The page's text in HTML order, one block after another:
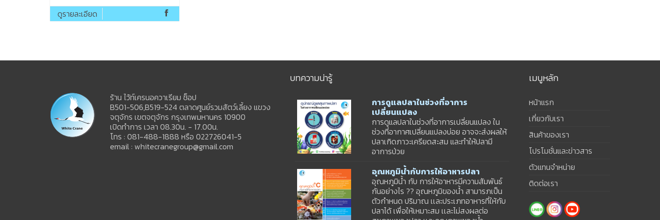
ดูรายละเอียด
ร้าน ไว้ท์เครนอควาเรียม ช็อป
B501-506,B519-524 ตลาดศูนย์รวมสัตว์เลี้ยง แขวง
จตุจักร เขตจตุจักร กรุงเทพมหานคร 10900
เปิดทำการ เวลา 08.30น. - 17.00น.
โทร : 081-488-1888 หรือ 022726041-5
email : whitecranegroup@gmail.com
บทความน่ารู้
การดูแลปลาในช่วงที่อาการ
เปลี่ยนแปลง
การดูแลปลาในช่วงที่อาการเปลี่ยนแปลง ใน
ช่วงที่อากาศเปลี่ยนแปลงบ่อย อาจจะส่งผลให้
ปลาเกิดภาวะเครียดสะสม และทำให้ปลามี
อาการป่วย
อุณหภูมิน้ำกับการให้อาหารปลา
อุณหภูมิน้ำ กับ การให้อาหารมีความสัมพันธ์
กันอย่างไร ?? อุณหภูมิของน้ำ สามารภเป็น
ตัวกำหนด ปริมาณ เเละประเภทอาหารที่ให้กับ
ปลาได้ เพื่อให้เหมาะสม เเละไม่สงผลต่อ
เมนูหลัก
หน้าแรก
เกี่ยวกับเรา
สินค้าของเรา
โปรโมชั่นและข่าวสาร
ตัวแทนจำหน่าย
ติดต่อเรา